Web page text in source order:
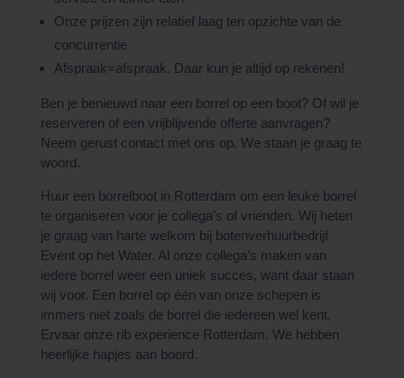
Onze prijzen zijn relatief laag ten opzichte van de
concurrentie
Afspraak=afspraak. Daar kun je altijd op rekenen!
Ben je benieuwd naar een borrel op een boot? Of wil je
reserveren of een vrijblijvende offerte aanvragen?
Neem gerust contact met ons op. We staan je graag te
woord.
Huur een borrelbootin Rotterdam om een leuke borrel
te organiseren voor je collega’s of vrienden. Wij heten
je graag van harte welkom bij botenverhuurbedrijf
Event op het Water. Al onze collega’s maken van
iedere borrel weer een uniek succes, want daar staan
wij voor. Een borrel op één van onze schepen is
immers niet zoals de borrel die iedereen wel kent.
Ervaar onze rib experience Rotterdam. We hebben
heerlijke hapjes aan boord.